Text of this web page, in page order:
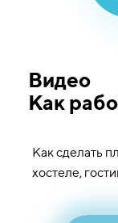
Видео
Как
Как сделать
хостеле,